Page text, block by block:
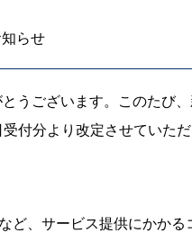
らせ
うございます。このたび
付分より改定させていただ
ど、サービス提供にかかる